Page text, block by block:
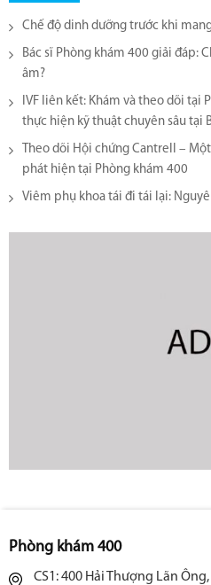
Chế độ dinh dưỡng trước khi
Bác sĩ Phòng khám 400 giải đáp:
âm?
IVF liên kết: Khám và theo dõi tại
thực hiện kỹ thuật chuyên sâu tại
Theo dõi Hội chứng Cantrell –
phát hiện tại Phòng khám 400
Viêm phụ khoa tái đi tái lại​:
Phòng khám 400
CS1: 400 Hải Thượng Lãn